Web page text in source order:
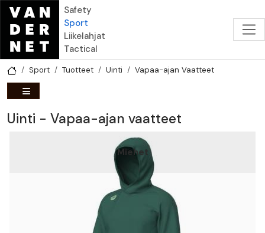
Hyppää pääsisältöön
Safety
Sport
Liikelahjat
Tactical
Sport Tuotteet Uinti Vapaa-ajan Vaatteet
Uinti - Vapaa-ajan vaatteet
Miehet